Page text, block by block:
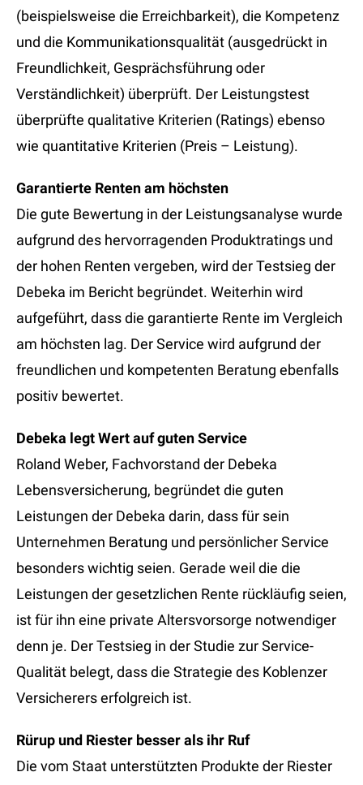
(beispielsweise die Erreichbarkeit), die Kompetenz
und die Kommunikationsqualität (ausgedrückt in
Freundlichkeit, Gesprächsführung oder
Verständlichkeit) überprüft. Der Leistungstest
überprüfte qualitative Kriterien (Ratings) ebenso
wie quantitative Kriterien (Preis – Leistung).
Garantierte Renten am höchsten
Die gute Bewertung in der Leistungsanalyse wurde
aufgrund des hervorragenden Produktratings und
der hohen Renten vergeben, wird der Testsieg der
Debeka im Bericht begründet. Weiterhin wird
aufgeführt, dass die garantierte Rente im Vergleich
am höchsten lag. Der Service wird aufgrund der
freundlichen und kompetenten Beratung ebenfalls
positiv bewertet.
Debeka legt Wert auf guten Service
Roland Weber, Fachvorstand der Debeka
Lebensversicherung, begründet die guten
Leistungen der Debeka darin, dass für sein
Unternehmen Beratung und persönlicher Service
besonders wichtig seien. Gerade weil die die
Leistungen der gesetzlichen Rente rückläufig seien,
ist für ihn eine private Altersvorsorge notwendiger
denn je. Der Testsieg in der Studie zur Service-
Qualität belegt, dass die Strategie des Koblenzer
Versicherers erfolgreich ist.
Rürup und Riester besser als ihr Ruf
Die vom Staat unterstützten Produkte der Riester